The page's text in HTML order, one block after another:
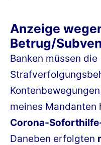
Anzeige
Betrug/
Banken müssen die
meines Mandanten
Corona-
Daneben erfolgten